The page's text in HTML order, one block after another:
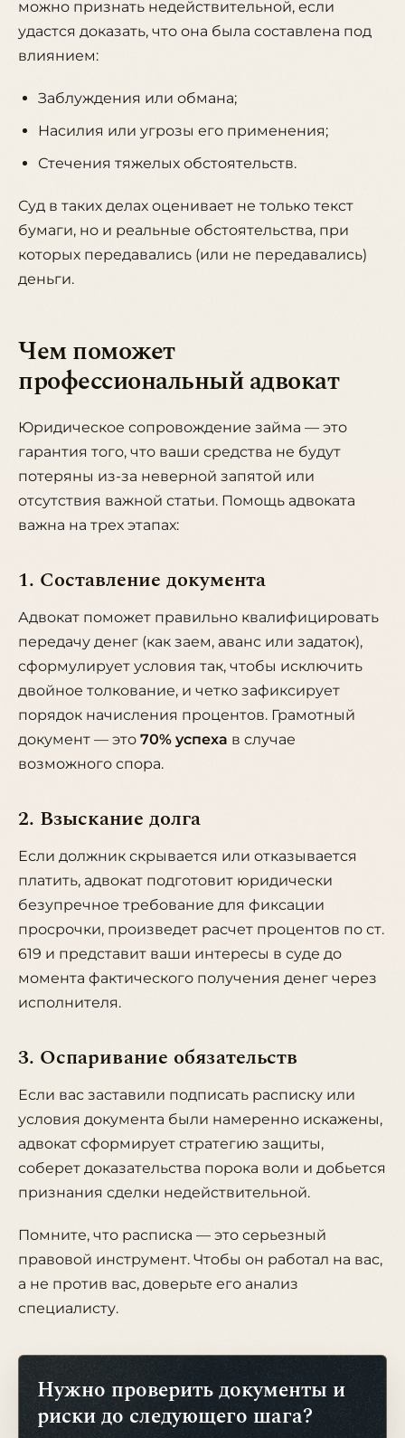
можно признать недействительной, если
удастся доказать, что она была составлена под
влиянием:
Заблуждения или обмана;
Насилия или угрозы его применения;
Стечения тяжелых обстоятельств.
Суд в таких делах оценивает не только текст
бумаги, но и реальные обстоятельства, при
которых передавались (или не передавались)
деньги.
Чем поможет
профессиональный адвокат
Юридическое сопровождение займа — это
гарантия того, что ваши средства не будут
потеряны из-за неверной запятой или
отсутствия важной статьи. Помощь адвоката
важна на трех этапах:
1. Составление документа
Адвокат поможет правильно квалифицировать
передачу денег (как заем, аванс или задаток),
сформулирует условия так, чтобы исключить
двойное толкование, и четко зафиксирует
порядок начисления процентов. Грамотный
документ — это 70% успеха в случае
возможного спора.
2. Взыскание долга
Если должник скрывается или отказывается
платить, адвокат подготовит юридически
безупречное требование для фиксации
просрочки, произведет расчет процентов по ст.
619 и представит ваши интересы в суде до
момента фактического получения денег через
исполнителя.
3. Оспаривание обязательств
Если вас заставили подписать расписку или
условия документа были намеренно искажены,
адвокат сформирует стратегию защиты,
соберет доказательства порока воли и добьется
признания сделки недействительной.
Помните, что расписка — это серьезный
правовой инструмент. Чтобы он работал на вас,
а не против вас, доверьте его анализ
специалисту.
Нужно проверить документы и
риски до следующего шага?